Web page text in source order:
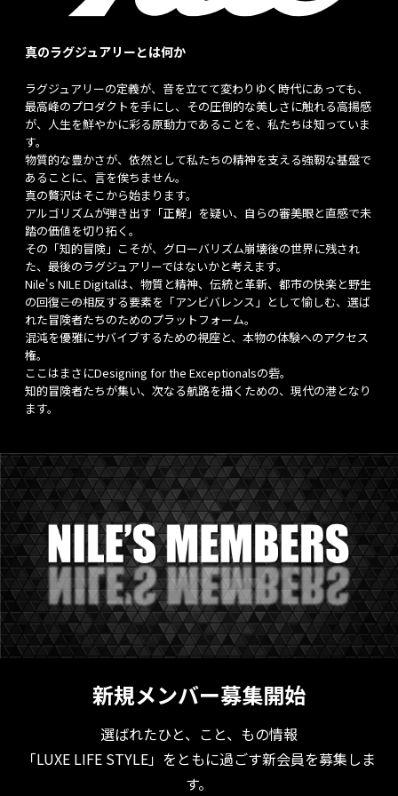
真のラグジュアリーとは何か
ラグジュアリーの定義が、音を立てて変わりゆく時代にあっても、
最高峰のプロダクトを手にし、その圧倒的な美しさに触れる高揚感
が、人生を鮮やかに彩る原動力であることを、私たちは知っていま
す。
物質的な豊かさが、依然として私たちの精神を支える強靭な基盤で
あることに、言を俟ちません。
真の贅沢はそこから始まります。
アルゴリズムが弾き出す「正解」を疑い、自らの審美眼と直感で未
踏の価値を切り拓く。
その「知的冒険」こそが、グローバリズム崩壊後の世界に残され
た、最後のラグジュアリーではないかと考えます。
Nile's NILE Digitalは、物質と精神、伝統と革新、都市の快楽と野生
の回復――この相反する要素を「アンビバレンス」として愉しむ、選ば
れた冒険者たちのためのプラットフォーム。
混沌を優雅にサバイブするための視座と、本物の体験へのアクセス
権。
ここはまさにDesigning for the Exceptionalsの砦。
知的冒険者たちが集い、次なる航路を描くための、現代の港となり
ます。
新規メンバー募集開始
選ばれたひと、こと、もの情報
「LUXE LIFE STYLE」をともに過ごす新会員を募集しま
す。